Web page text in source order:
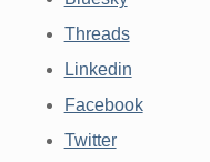
Threads
Linkedin
Facebook
Twitter